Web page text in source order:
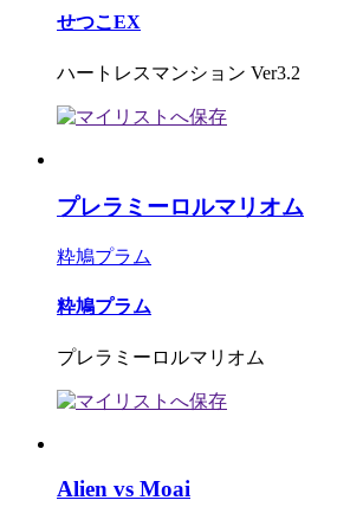
せつこEX
ハートレスマンション Ver3.2
プレラミーロルマリオム
粋鳩プラム
粋鳩プラム
プレラミーロルマリオム
Alien vs Moai